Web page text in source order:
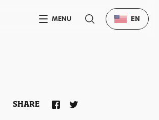
SHARE
MENU EN